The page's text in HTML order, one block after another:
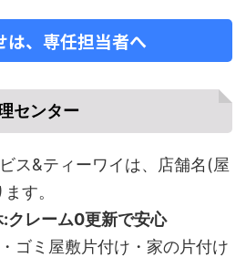
は、専任担当者へ
センター
ス&ティーワイは、店舗名(屋
す。
クレーム0更新で安心
ゴミ屋敷片付け・家の片付け